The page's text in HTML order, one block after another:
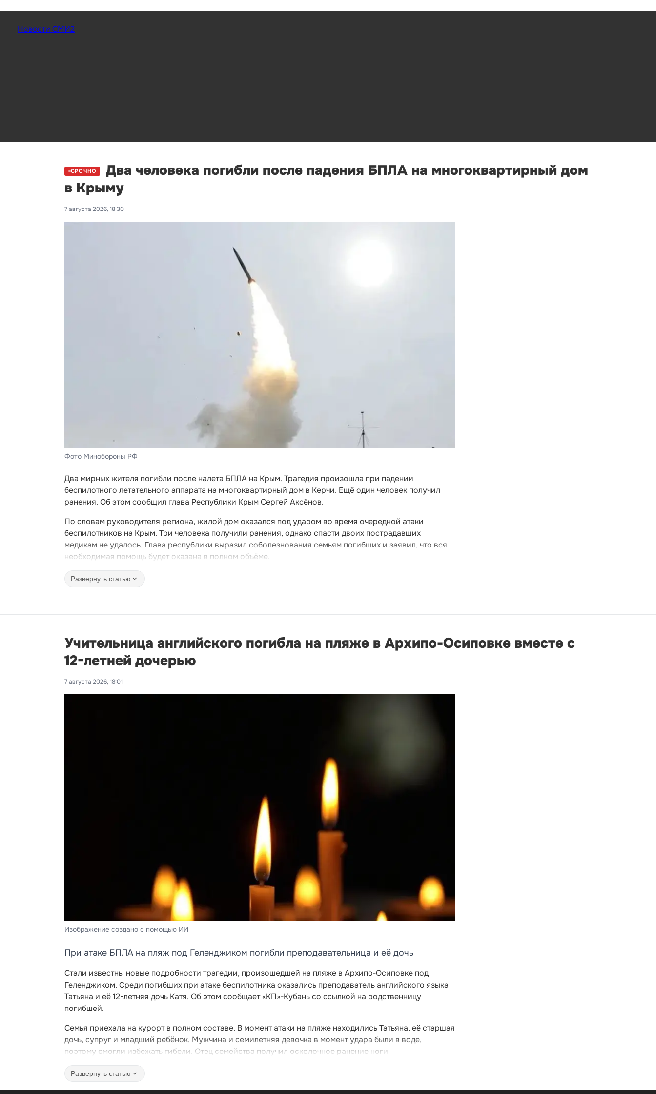
Новости СМИ2
СРОЧНО
Два человека погибли после падения БПЛА на многоквартирный дом
в Крыму
7 августа 2026, 18:30
Фото Минобороны РФ
Два мирных жителя погибли после налета БПЛА на Крым. Трагедия произошла при падении
беспилотного летательного аппарата на многоквартирный дом в Керчи. Ещё один человек получил
ранения. Об этом сообщил глава Республики Крым Сергей Аксёнов.
По словам руководителя региона, жилой дом оказался под ударом во время очередной атаки
беспилотников на Крым. Три человека получили ранения, однако спасти двоих пострадавших
медикам не удалось. Глава республики выразил соболезнования семьям погибших и заявил, что вся
необходимая помощь будет оказана в полном объёме.
Развернуть статью
Учительница английского погибла на пляже в Архипо-Осиповке вместе с
12-летней дочерью
7 августа 2026, 18:01
Изображение создано с помощью ИИ
При атаке БПЛА на пляж под Геленджиком погибли преподавательница и её дочь
Стали известны новые подробности трагедии, произошедшей на пляже в Архипо‑Осиповке под
Геленджиком. Среди погибших при атаке беспилотника оказались преподаватель английского языка
Татьяна и её 12-летняя дочь Катя. Об этом сообщает «КП»‑Кубань со ссылкой на родственницу
погибшей.
Семья приехала на курорт в полном составе. В момент атаки на пляже находились Татьяна, её старшая
дочь, супруг и младший ребёнок. Мужчина и семилетняя девочка в момент удара были в воде,
поэтому смогли избежать гибели. Отец семейства получил осколочное ранение ноги.
Развернуть статью